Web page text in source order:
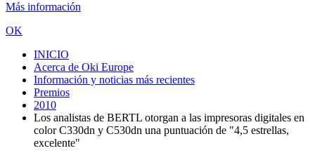
Más información
OK
INICIO
Acerca de Oki Europe
Información y noticias más recientes
Premios
2010
Los analistas de BERTL otorgan a las impresoras digitales en
color C330dn y C530dn una puntuación de "4,5 estrellas,
excelente"